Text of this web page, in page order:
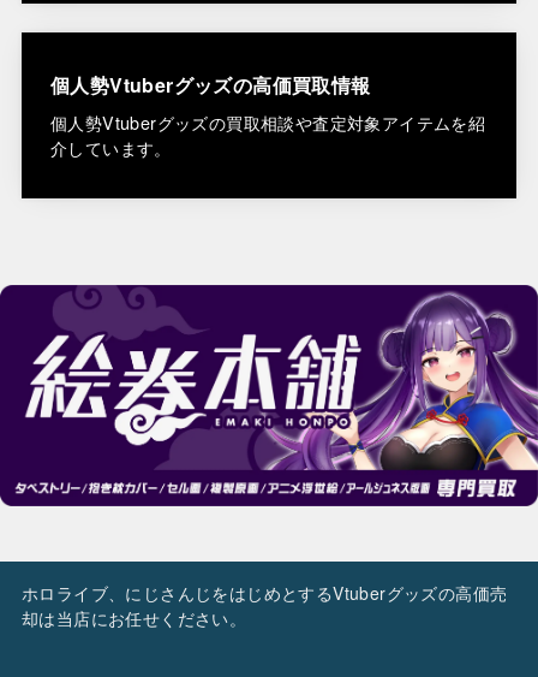
個人勢Vtuberグッズの高価買取情報
個人勢Vtuberグッズの買取相談や査定対象アイテムを紹
介しています。
ホロライブ、にじさんじをはじめとするVtuberグッズの高価売
却は当店にお任せください。